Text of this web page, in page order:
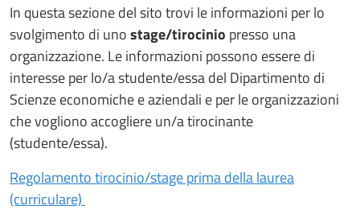
In questa sezione del sito trovi le informazioni per lo
svolgimento di unostage/tirocinio presso una
organizzazione. Le informazioni possono essere di
interesse per lo/a studente/essa del Dipartimento di
Scienze economiche e aziendali e per le organizzazioni
che vogliono accogliere un/a tirocinante
(studente/essa).
Regolamento tirocinio/stage prima della laurea
(curriculare)